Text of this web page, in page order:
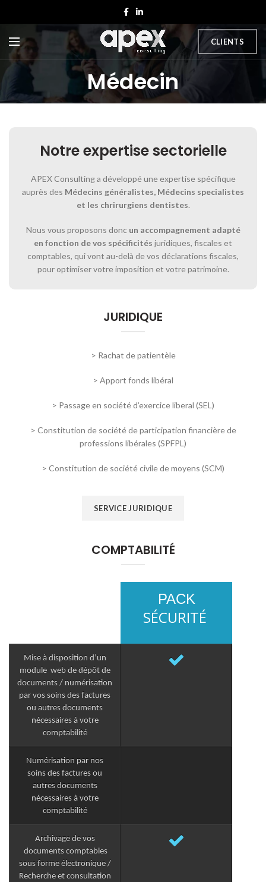
CLIENTS
Médecin
Notre expertise sectorielle
Notre expertise sectorielle
APEX Consulting a développé une expertise spécifique
auprès des Médecins généralistes, Médecins specialistes
et les chrirurgiens dentistes.
Nous vous proposons donc un accompagnement adapté
en fonction de vos spécificités juridiques, fiscales et
comptables, qui vont au-delà de vos déclarations fiscales,
pour optimiser votre imposition et votre patrimoine.
JURIDIQUE
> Rachat de patientèle
> Apport fonds libéral
> Passage en société d’exercice liberal (SEL)
> Constitution de société de participation financière de
professions libérales (SPFPL)
> Constitution de société civile de moyens (SCM)
SERVICE JURIDIQUE
COMPTABILITÉ
Mise à disposition d’un
module web de dépôt de
documents / numérisation
par vos soins des factures
ou autres documents
nécessaires à votre
comptabilité
Numérisation par nos
soins des factures ou
autres documents
nécessaires à votre
comptabilité
Archivage de vos
documents comptables
sous forme électronique /
Recherche et consultation
PACK
SÉCURITÉ